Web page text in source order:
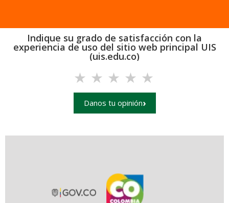
Indique su grado de satisfacción con la
experiencia de uso del sitio web principal UIS
(uis.edu.co)